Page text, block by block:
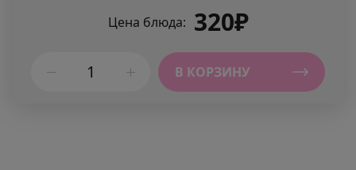
Цена блюда: 320₽
В КОРЗИНУ